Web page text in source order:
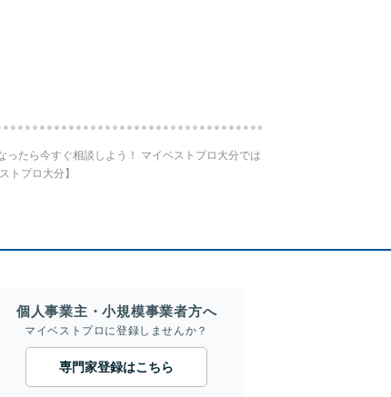
たら今すぐ相談しよう！ マイベストプロ大分では
トプロ大分】
個人事業主・小規模事業者方へ
マイベストプロに登録しませんか？
専門家登録はこちら